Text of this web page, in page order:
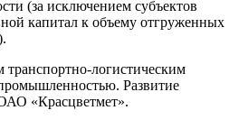
(за исключением субъектов
капитал к объему отгруженных
логистическим
Развитие
«Красцветмет».